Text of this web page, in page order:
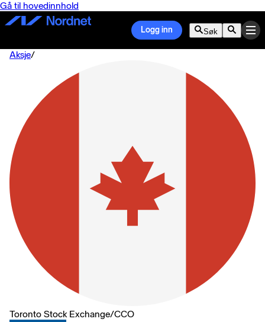
Gå til hovedinnhold
Logg inn Søk
Aksje/
Toronto Stock Exchange/CCO